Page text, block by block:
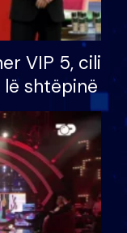
VIP 5, cili
shtëpinë